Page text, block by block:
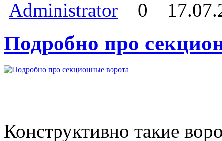
Administrator
0
Подробно про
Конструктивно такие